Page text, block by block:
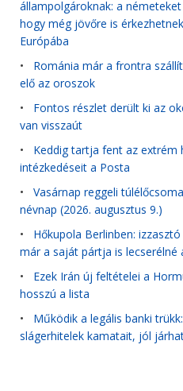
állampolgároknak: a
hogy még jövőre is
Európába
• Románia már a frontra
elő az oroszok
• Fontos részlet derült ki az
van visszaút
• Keddig tartja fent az
intézkedéseit a Posta
• Vasárnap reggeli
névnap (2026. augusztus 9.)
• Hőkupola Berlinben:
már a saját pártja is lecserélné
• Ezek Irán új feltételei a
hosszú a lista
• Működik a legális banki
slágerhitelek kamatait, jól